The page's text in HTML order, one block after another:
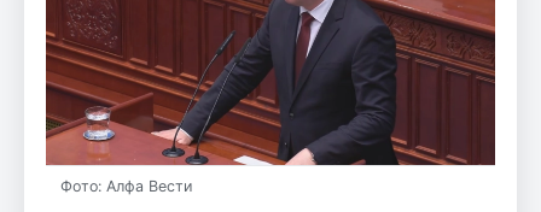
Фото: Алфа Вести